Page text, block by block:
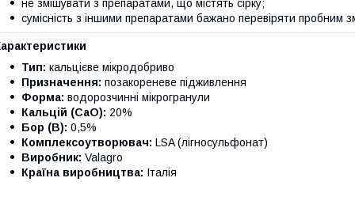
не змішувати з препаратами, що містять сірку;
сумісність з іншими препаратами бажано перевіряти пробним
Тип: кальцієве мікродобриво
Призначення: позакореневе підживлення
Форма: водорозчинні мікрогранули
Кальцій (CaO): 20%
Бор (B): 0,5%
Комплексоутворювач: LSA (лігносульфонат)
Виробник: Valagro
Країна виробництва: Італія